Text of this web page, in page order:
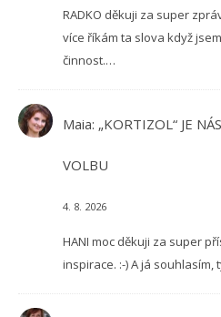
RADKO děkuji za super
více říkám ta slova když
činnost.…
Maia: „KORTIZOL“ JE
VOLBU
4. 8. 2026
HANI moc děkuji za super
inspirace. :-) A já